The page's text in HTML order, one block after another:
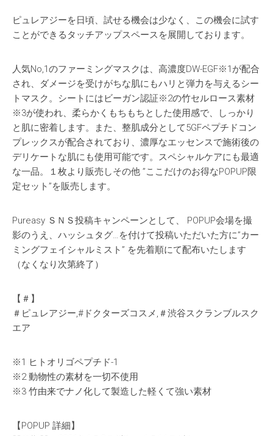
ピュレアジーを日頃、試せる機会は少なく、この機会に試す
ことができるタッチアップスペースを展開しております。
人気No,1のファーミングマスクは、高濃度DW-EGF※1が配合
され、ダメージを受けがちな肌にもハリと弾力を与えるシー
トマスク。シートにはビーガン認証※2の竹セルロース素材
※3が使われ、柔らかくもちもちとした使用感で、しっかり
と肌に密着します。また、整肌成分として5GFペプチドコン
プレックスが配合されており、濃厚なエッセンスで施術後の
デリケートな肌にも使用可能です。スペシャルケアにも最適
な一品。１枚より販売しその他 ”ここだけのお得なPOPUP限
定セット”を販売します。
Pureasy ＳＮＳ投稿キャンペーンとして、 POPUP会場を撮
影のうえ、ハッシュタグ…を付けて投稿いただいた方に”カー
ミングフェイシャルミスト” を先着順にて配布いたします
（なくなり次第終了）
【＃】
＃ピュレアジー,#ドクターズコスメ,＃渋谷スクランブルスク
エア
※1 ヒトオリゴペプチド-1
※2 動物性の素材を一切不使用
※3 竹由来でナノ化して製造した軽くて強い素材
【POPUP 詳細】